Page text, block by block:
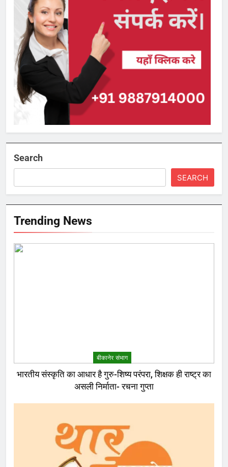
Search
SEARCH
Trending News
बीकानेर संभाग
भारतीय संस्कृति का आधार है गुरु-शिष्य परंपरा, शिक्षक ही राष्ट्र का
असली निर्माता- रचना गुप्ता